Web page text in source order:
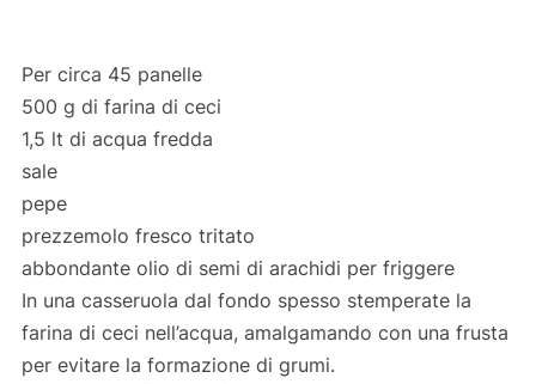
Per circa 45 panelle
500 g di farina di ceci
1,5 lt di acqua fredda
sale
pepe
prezzemolo fresco tritato
abbondante olio di semi di arachidi per friggere
In una casseruola dal fondo spesso stemperate la
farina di ceci nell’acqua, amalgamando con una frusta
per evitare la formazione di grumi.